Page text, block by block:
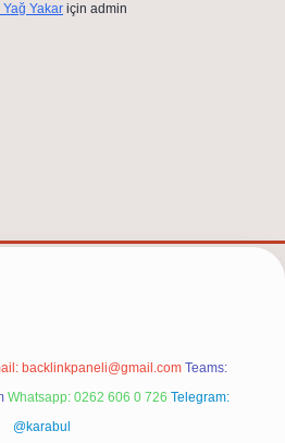
Yakar için admin
backlinkpaneli@gmail.com Teams:
Whatsapp: 0262 606 0 726 Telegram:
@karabul